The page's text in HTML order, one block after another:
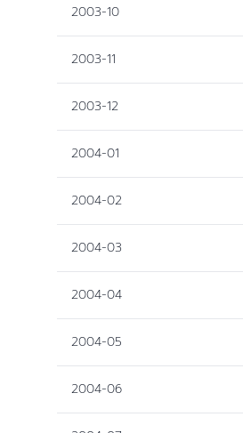
2003-10
2003-11
2003-12
2004-01
2004-02
2004-03
2004-04
2004-05
2004-06